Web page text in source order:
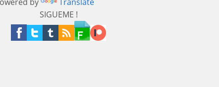
SIGUEME !